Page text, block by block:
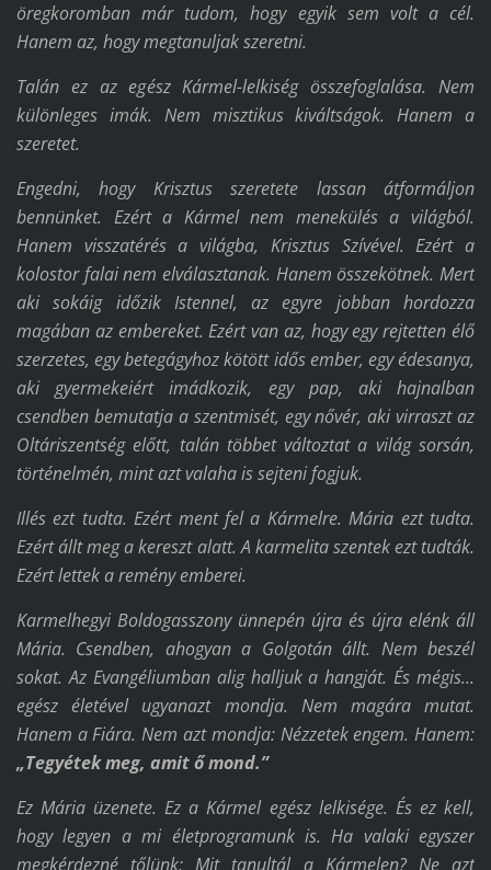
öregkoromban már tudom, hogy egyik sem volt a cél.
Hanem az, hogy megtanuljak szeretni.
Talán ez az egész Kármel-lelkiség összefoglalása. Nem
különleges imák. Nem misztikus kiváltságok. Hanem a
szeretet.
Engedni, hogy Krisztus szeretete lassan átformáljon
bennünket. Ezért a Kármel nem menekülés a világból.
Hanem visszatérés a világba, Krisztus Szívével. Ezért a
kolostor falai nem elválasztanak. Hanem összekötnek. Mert
aki sokáig időzik Istennel, az egyre jobban hordozza
magában az embereket. Ezért van az, hogy egy rejtetten élő
szerzetes, egy betegágyhoz kötött idős ember, egy édesanya,
aki gyermekeiért imádkozik, egy pap, aki hajnalban
csendben bemutatja a szentmisét, egy nővér, aki virraszt az
Oltáriszentség előtt, talán többet változtat a világ sorsán,
történelmén, mint azt valaha is sejteni fogjuk.
Illés ezt tudta. Ezért ment fel a Kármelre. Mária ezt tudta.
Ezért állt meg a kereszt alatt. A karmelita szentek ezt tudták.
Ezért lettek a remény emberei.
Karmelhegyi Boldogasszony ünnepén újra és újra elénk áll
Mária. Csendben, ahogyan a Golgotán állt. Nem beszél
sokat. Az Evangéliumban alig halljuk a hangját. És mégis...
egész életével ugyanazt mondja. Nem magára mutat.
Hanem a Fiára. Nem azt mondja: Nézzetek engem. Hanem:
„Tegyétek meg, amit ő mond.”
Ez Mária üzenete. Ez a Kármel egész lelkisége. És ez kell,
hogy legyen a mi életprogramunk is. Ha valaki egyszer
megkérdezné tőlünk: Mit tanultál a Kármelen? Ne azt